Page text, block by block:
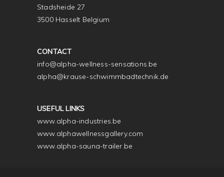
Stadsheide 27
3500 Hasselt Belgium
CONTACT
info@alpha-wellness-sensations.be
alpha@krause-schwimmbadtechnik.de
USEFUL LINKS
www.alpha-industries.be
www.alphawellnessgallery.com
www.alpha-sauna-trailer.be